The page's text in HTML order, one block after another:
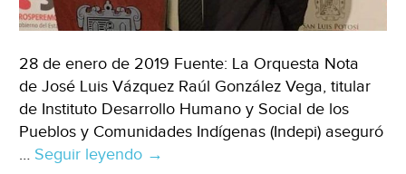
28 de enero de 2019 Fuente: La Orquesta Nota
de José Luis Vázquez Raúl González Vega, titular
de Instituto Desarrollo Humano y Social de los
Pueblos y Comunidades Indígenas (Indepi) aseguró
… Seguir leyendo SLP
→